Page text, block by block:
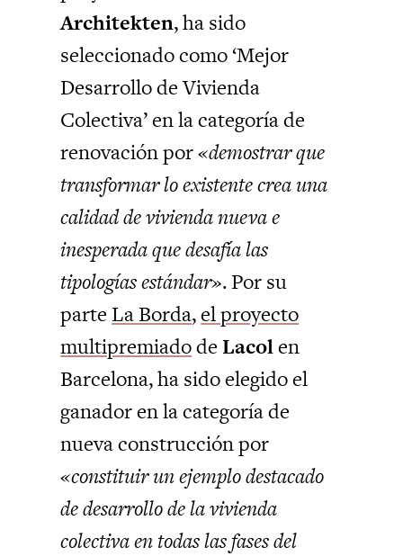
Architekten, ha sido
seleccionado como ‘Mejor
Desarrollo de Vivienda
Colectiva’ en la categoría de
renovación por«demostrar que
transformar lo existente crea una
calidad de vivienda nueva e
inesperada que desafía las
tipologías estándar». Por su
parte La Borda,el proyecto
multipremiadodeLacolen
Barcelona, ha sido elegido el
ganador en la categoría de
nueva construcción por
«constituir un ejemplo destacado
de desarrollo de la vivienda
colectiva en todas las fases del